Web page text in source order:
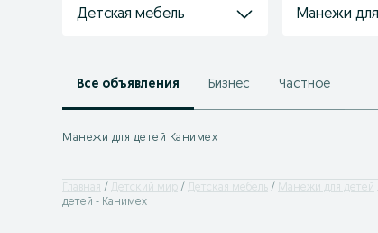
Детская мебель Манежи
Все объявления Бизнес Частное
Манежи для детей Канимех
Главная Детский мир Детская мебель Манежи для детей
детей - Канимех